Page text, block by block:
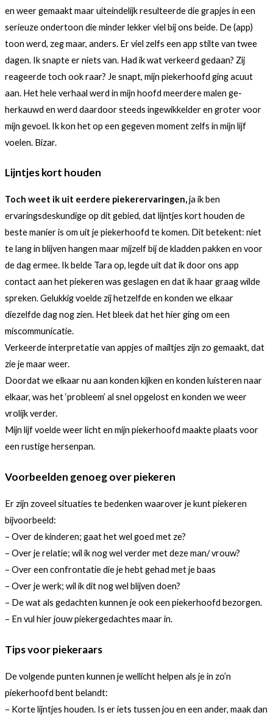
en weer gemaakt maar uiteindelijk resulteerde die grapjes in een
serieuze ondertoon die minder lekker viel bij ons beide. De (app)
toon werd, zeg maar, anders. Er viel zelfs een app stilte van twee
dagen. Ik snapte er niets van. Had ik wat verkeerd gedaan? Zij
reageerde toch ook raar? Je snapt, mijn piekerhoofd ging acuut
aan. Het hele verhaal werd in mijn hoofd meerdere malen ge-
herkauwd en werd daardoor steeds ingewikkelder en groter voor
mijn gevoel. Ik kon het op een gegeven moment zelfs in mijn lijf
voelen. Bizar.
Lijntjes kort houden
Toch weet ik uit eerdere piekerervaringen,ja ik ben
ervaringsdeskundige op dit gebied, dat lijntjes kort houden de
beste manier is om uit je piekerhoofd te komen. Dit betekent: niet
te lang in blijven hangen maar mijzelf bij de kladden pakken en voor
de dag ermee. Ik belde Tara op, legde uit dat ik door ons app
contact aan het piekeren was geslagen en dat ik haar graag wilde
spreken. Gelukkig voelde zij hetzelfde en konden we elkaar
diezelfde dag nog zien. Het bleek dat het hier ging om een
miscommunicatie.
Verkeerde interpretatie van appjes of mailtjes zijn zo gemaakt, dat
zie je maar weer.
Doordat we elkaar nu aan konden kijken en konden luisteren naar
elkaar, was het ‘probleem’ al snel opgelost en konden we weer
vrolijk verder.
Mijn lijf voelde weer licht en mijn piekerhoofd maakte plaats voor
een rustige hersenpan.
Voorbeelden genoeg over piekeren
Er zijn zoveel situaties te bedenken waarover je kunt piekeren
bijvoorbeeld:
– Over de kinderen; gaat het wel goed met ze?
– Over je relatie; wil ik nog wel verder met deze man/ vrouw?
– Over een confrontatie die je hebt gehad met je baas
– Over je werk; wil ik dit nog wel blijven doen?
– De wat als gedachten kunnen je ook een piekerhoofd bezorgen.
– En vul hier jouw piekergedachtes maar in.
Tips voor piekeraars
De volgende punten kunnen je wellicht helpen als je in zo’n
piekerhoofd bent belandt:
– Korte lijntjes houden. Is er iets tussen jou en een ander, maak dan